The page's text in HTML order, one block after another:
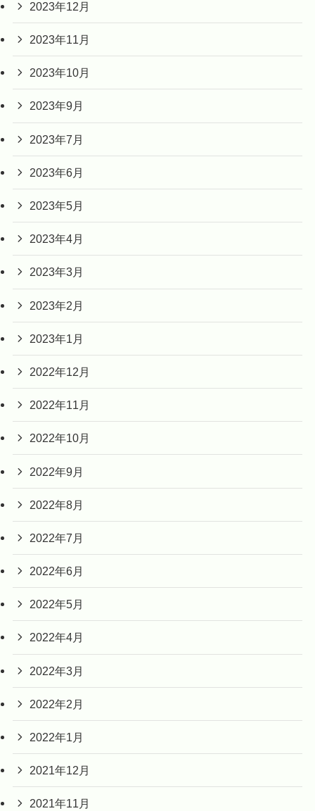
2023年12月
2023年11月
2023年10月
2023年9月
2023年7月
2023年6月
2023年5月
2023年4月
2023年3月
2023年2月
2023年1月
2022年12月
2022年11月
2022年10月
2022年9月
2022年8月
2022年7月
2022年6月
2022年5月
2022年4月
2022年3月
2022年2月
2022年1月
2021年12月
2021年11月